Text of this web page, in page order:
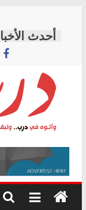
content
درب
وأتوه
درب..
وتبقى
هي